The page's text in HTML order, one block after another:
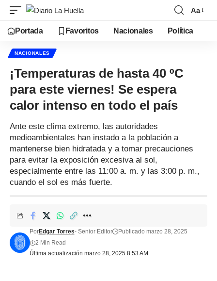
Aa
Portada Favoritos Nacionales Política
NACIONALES
¡Temperaturas de hasta 40 ºC
para este viernes! Se espera
calor intenso en todo el país
Ante este clima extremo, las autoridades
medioambientales han instado a la población a
mantenerse bien hidratada y a tomar precauciones
para evitar la exposición excesiva al sol,
especialmente entre las 11:00 a. m. y las 3:00 p. m.,
cuando el sol es más fuerte.
Última actualización marzo 28, 2025 8:53 AM
PorEdgar Torres- Senior Editor
Publicado marzo 28, 2025
2 Min Read